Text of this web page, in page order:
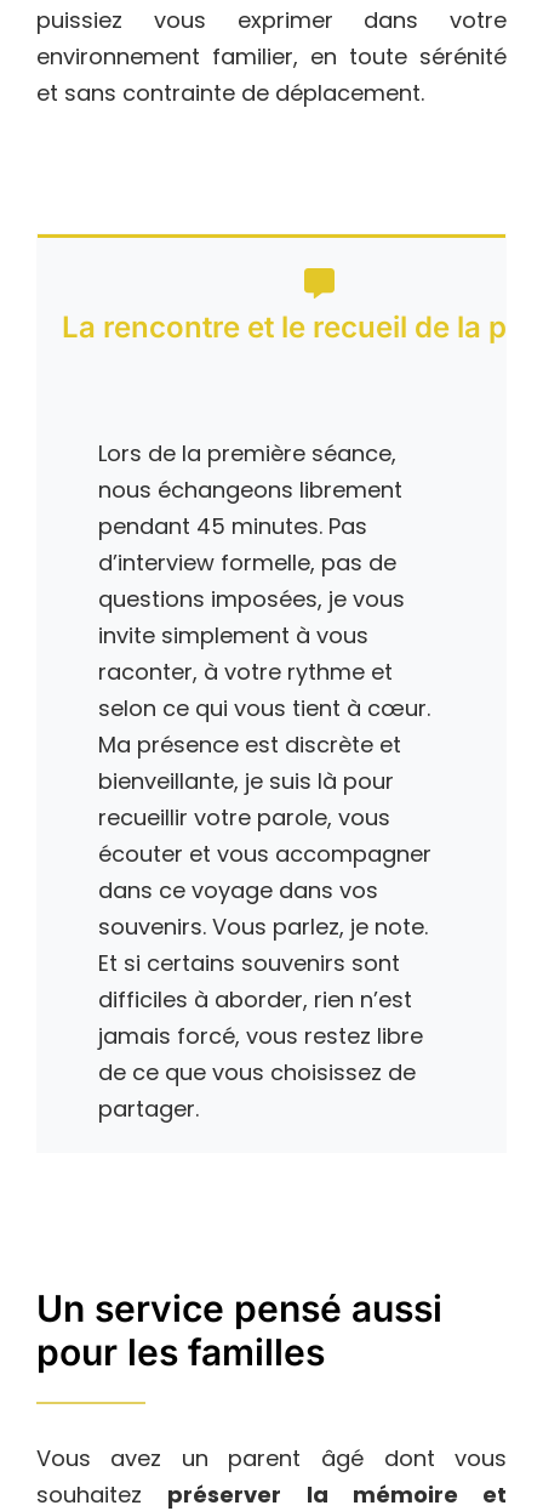
puissiez vous exprimer dans votre
environnement familier, en toute sérénité
et sans contrainte de déplacement.
La rencontre et le recueil de la
Lors de la première séance,
nous échangeons librement
pendant 45 minutes. Pas
d’interview formelle, pas de
questions imposées, je vous
invite simplement à vous
raconter, à votre rythme et
selon ce qui vous tient à cœur.
Ma présence est discrète et
bienveillante, je suis là pour
recueillir votre parole, vous
écouter et vous accompagner
dans ce voyage dans vos
souvenirs. Vous parlez, je note.
Et si certains souvenirs sont
difficiles à aborder, rien n’est
jamais forcé, vous restez libre
de ce que vous choisissez de
partager.
Un service pensé aussi
pour les familles
Vous avez un parent âgé dont vous
souhaitez préserver la mémoire et